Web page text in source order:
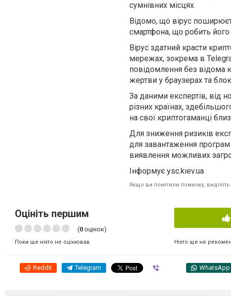
сумнівних місцях.
Відомо, що вірус
смартфона, що робить
Вірус здатний красти
мережах, зокрема в
повідомлення без відома
жертви у браузерах та
За даними експертів, від
різних країнах,
на свої криптогаманці
Для зниження ризиків
для завантаження
виявлення можливих
Інформує ysc.kiev.ua
Якщо ви помітили помилку,
Оцініть першим
(0 оцінок)
Поки ще ніхто не оцінював Ніхто ще не
Reddit Telegram WhatsApp